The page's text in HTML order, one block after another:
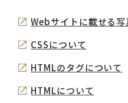
Webサイトに載せる写
CSSについて
HTMLのタグについて
HTMLについて